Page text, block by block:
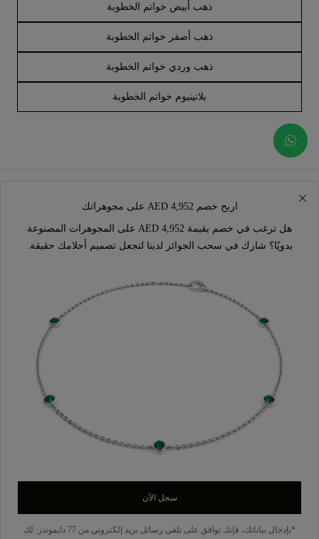
ذهب أبيض خواتم الخطوبة
ذهب أصفر خواتم الخطوبة
ذهب وردي خواتم الخطوبة
بلاتينيوم خواتم الخطوبة
اربح خصم AED 4,952 على مجوهراتك
هل ترغب في خصم بقيمة AED 4,952 على المجوهرات المصنوعة
يدويًا؟ شارك في سحب الجوائز لدينا لتجعل تصميم أحلامك حقيقة.
سجل الآن
*بإدخال بياناتك، فإنك توافق على تلقي رسائل بريد إلكتروني من 77 دايموندز. لك